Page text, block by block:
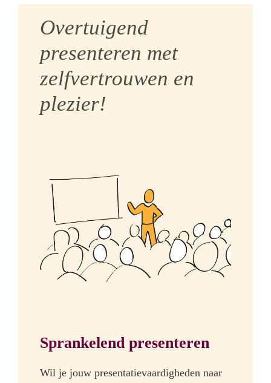
Overtuigend
presenteren met
zelfvertrouwen en
plezier!
Sprankelend presenteren
Wil je jouw presentatievaardigheden naar